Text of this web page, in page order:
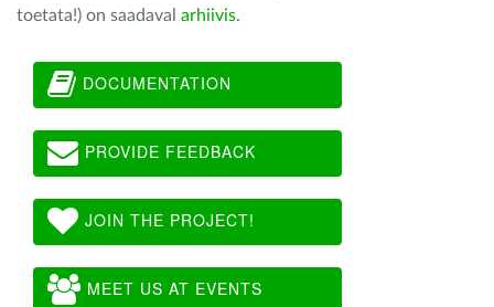
toetata!) on saadaval arhiivis.
DOCUMENTATION
PROVIDE FEEDBACK
JOIN THE PROJECT!
MEET US AT EVENTS